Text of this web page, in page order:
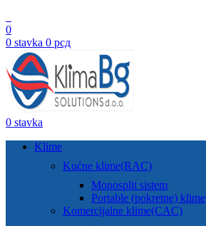
0
0 stavka 0 рсд
0 stavka
Klime
Kućne klime(RAC)
Monosplit sistem
Portable (pokretne) klime
Komercijalne klime(CAC)